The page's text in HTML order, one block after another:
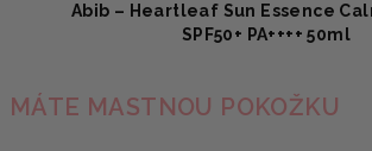
Abib – Heartleaf Sun Essence
SPF50+ PA++++ 50ml
MÁTE MASTNOU POKOŽKU